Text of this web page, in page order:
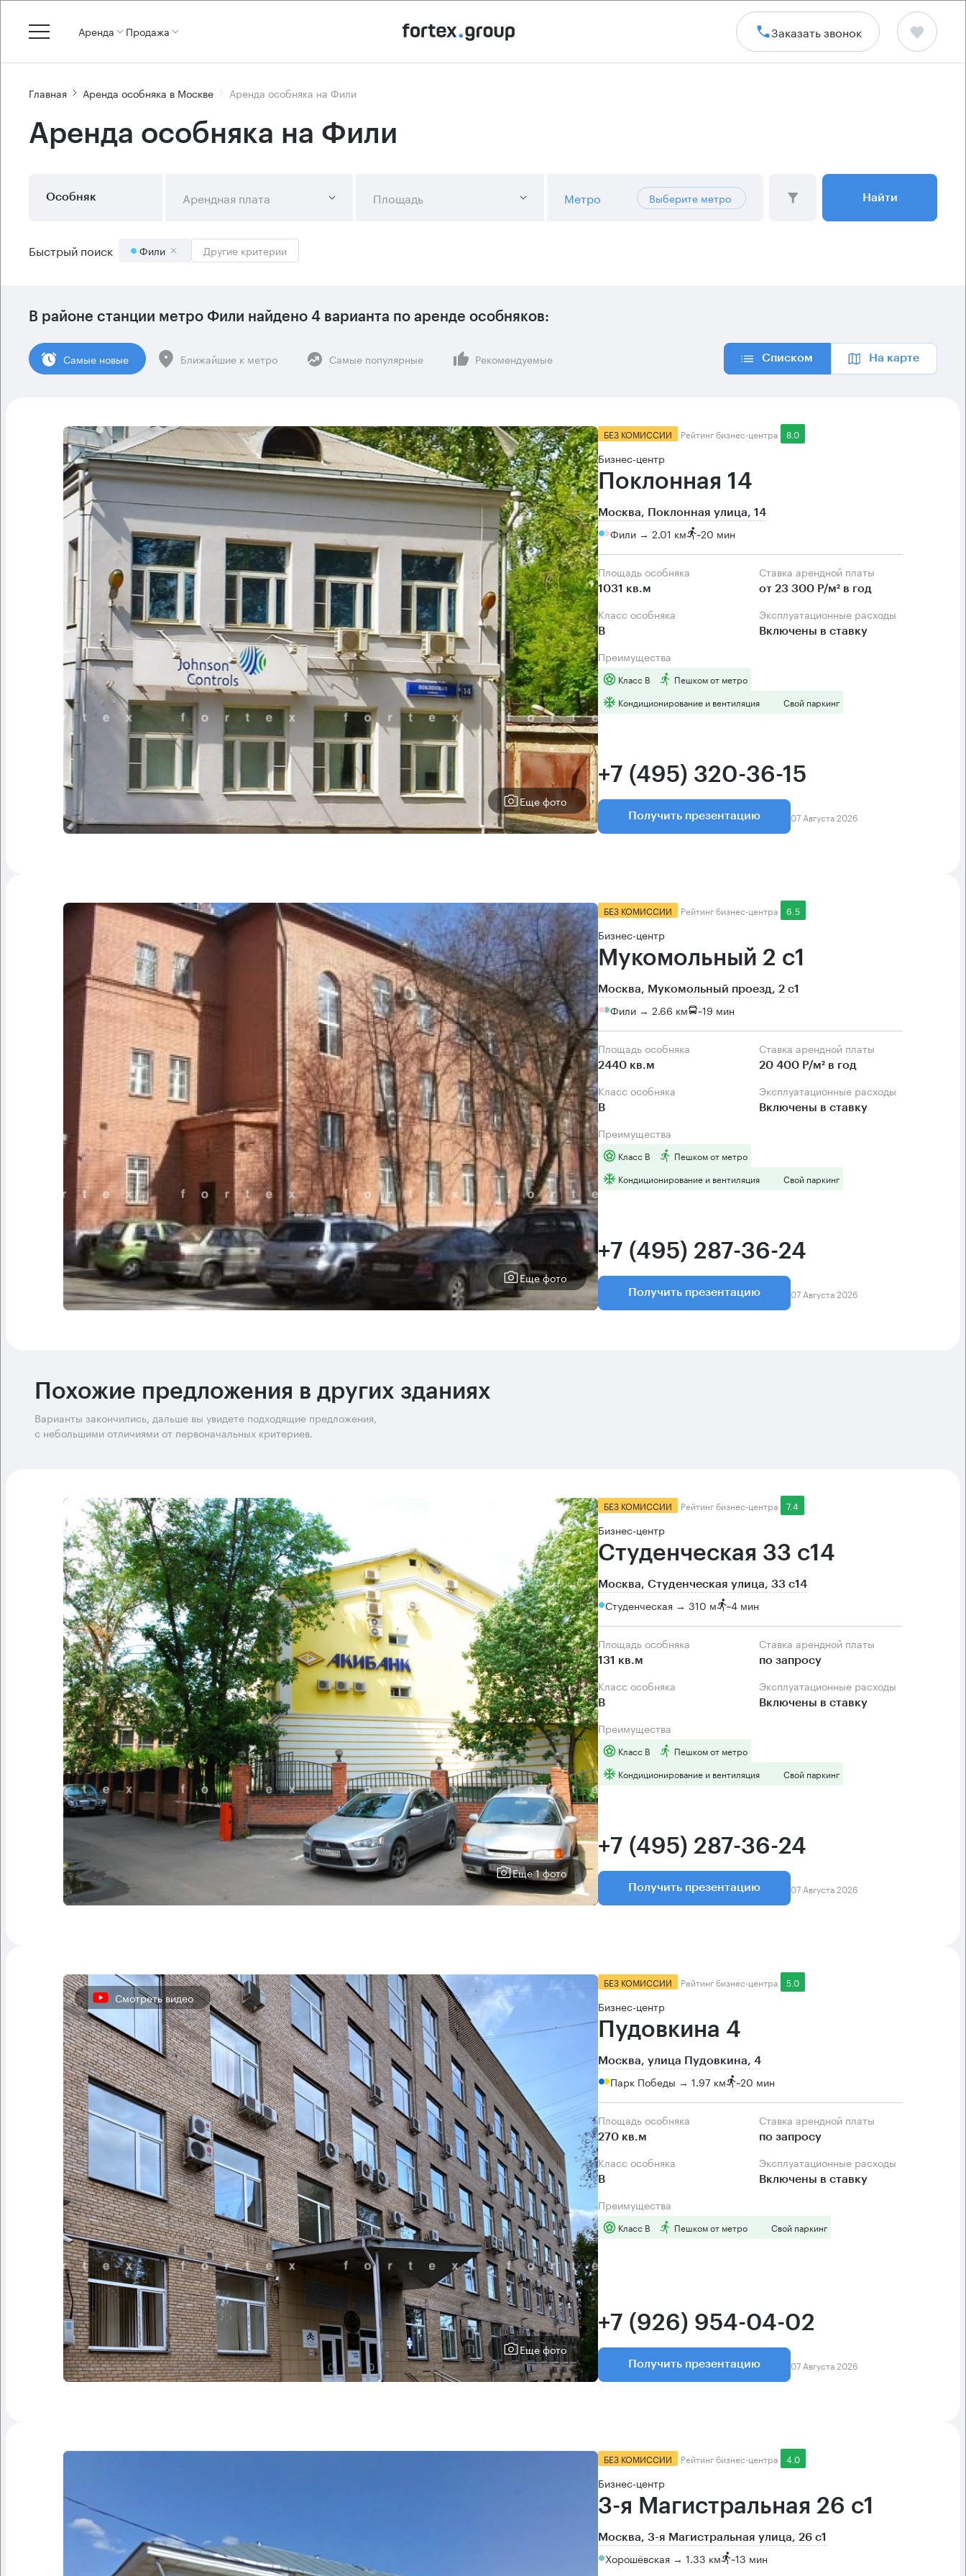
Аренда Продажа Заказать звонок
Главная Аренда особняка в Москве Аренда особняка на Фили
Аренда особняка на Фили
Особняк Арендная плата Площадь Метро Выберите метро Найти
Быстрый поиск Фили Другие критерии
В районе станции метро Фили найдено 4 варианта по аренде особняков:
Cамые новые Ближайшие к метро Самые популярные Рекомендуемые Списком На карте
Еще фото
БЕЗ КОМИССИИ Рейтинг бизнес-центра 8.0
Бизнес-центр
Поклонная 14
Москва, Поклонная улица, 14
Фили → 2.01 км ~20 мин
Площадь особняка
1031 кв.м
Ставка арендной платы
от 23 300 Р/м² в год
Класс особняка
B
Эксплуатационные расходы
Включены в ставку
Преимущества
Класс B
Пешком от метро
Кондиционирование и вентиляция
Свой паркинг
+7 (495) 320-36-15
Получить презентацию 07 Августа 2026
Еще фото
БЕЗ КОМИССИИ Рейтинг бизнес-центра 6.5
Бизнес-центр
Мукомольный 2 с1
Москва, Мукомольный проезд, 2 с1
Фили → 2.66 км ~19 мин
Площадь особняка
2440 кв.м
Ставка арендной платы
20 400 Р/м² в год
Класс особняка
B
Эксплуатационные расходы
Включены в ставку
Преимущества
Класс B
Пешком от метро
Кондиционирование и вентиляция
Свой паркинг
+7 (495) 287-36-24
Получить презентацию 07 Августа 2026
Похожие предложения в других зданиях
Варианты закончились, дальше вы увидете подходящие предложения,
с небольшими отличиями от первоначальных критериев.
Еще 1 фото
БЕЗ КОМИССИИ Рейтинг бизнес-центра 7.4
Бизнес-центр
Студенческая 33 с14
Москва, Студенческая улица, 33 с14
Студенческая → 310 м ~4 мин
Площадь особняка
131 кв.м
Ставка арендной платы
по запросу
Класс особняка
B
Эксплуатационные расходы
Включены в ставку
Преимущества
Класс B
Пешком от метро
Кондиционирование и вентиляция
Свой паркинг
+7 (495) 287-36-24
Получить презентацию 07 Августа 2026
Смотреть видео
Еще фото
БЕЗ КОМИССИИ Рейтинг бизнес-центра 5.0
Бизнес-центр
Пудовкина 4
Москва, улица Пудовкина, 4
Парк Победы → 1.97 км ~20 мин
Площадь особняка
270 кв.м
Ставка арендной платы
по запросу
Класс особняка
B
Эксплуатационные расходы
Включены в ставку
Преимущества
Класс B Пешком от метро Свой паркинг
+7 (926) 954-04-02
Получить презентацию 07 Августа 2026
БЕЗ КОМИССИИ Рейтинг бизнес-центра 4.0
Бизнес-центр
3-я Магистральная 26 с1
Москва, 3-я Магистральная улица, 26 с1
Хорошёвская → 1.33 км ~13 мин